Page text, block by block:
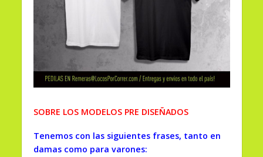
SOBRE LOS MODELOS PRE DISEÑADOS
Tenemos con las siguientes frases, tanto en
damas como para varones: